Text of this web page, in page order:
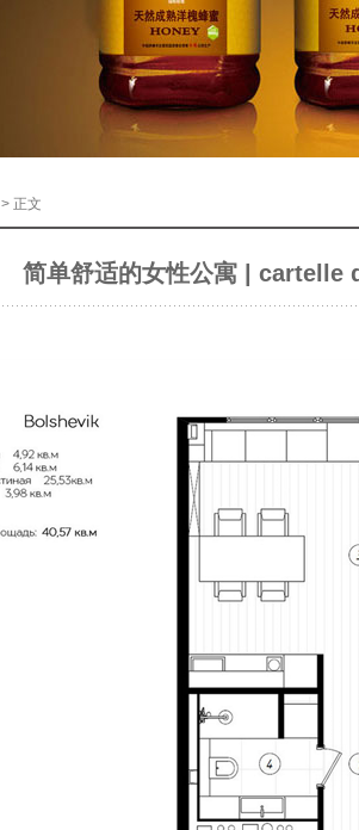
> 正文
简单舒适的女性公寓 | cartelle